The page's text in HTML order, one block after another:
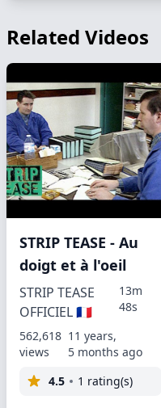
Related Videos
STRIP TEASE - Au
doigt et à l'oeil
STRIP TEASE
OFFICIEL 🇫🇷
13m
48s
562,618
views
11 years,
5 months ago
4.5
1 rating(s)